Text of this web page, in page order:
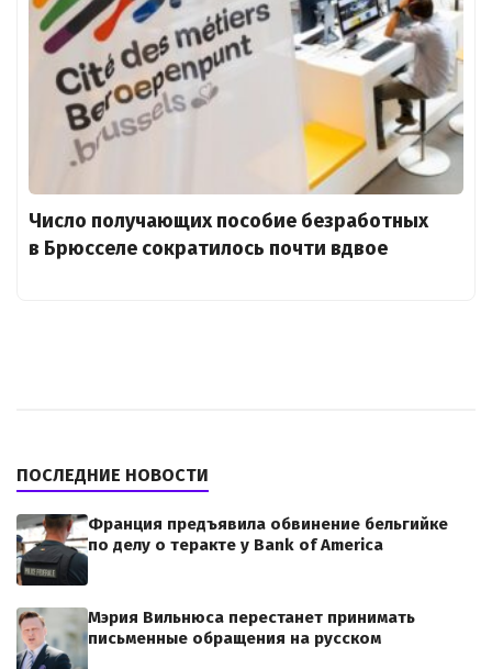
Число получающих пособие безработных
в Брюсселе сократилось почти вдвое
ПОСЛЕДНИЕ НОВОСТИ
Франция предъявила обвинение бельгийке
по делу о теракте у Bank of America
Мэрия Вильнюса перестанет принимать
письменные обращения на русском